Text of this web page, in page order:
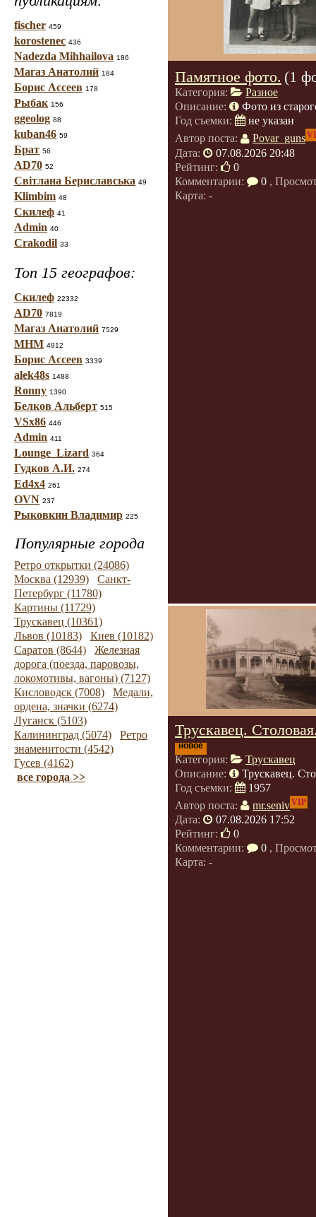
fischer 459
korostenec 436
Nadezda Mihhailova 186
Магаз Анатолий 184
Борис Ассеев 178
Рыбак 156
ggeolog 88
kuban46 59
Брат 56
AD70 52
Світлана Бериславська 49
Klimbim 48
Скилеф 41
Admin 40
Crakodil 33
Топ 15 географов:
Скилеф 22332
AD70 7819
Магаз Анатолий 7529
МНМ 4912
Борис Ассеев 3339
alek48s 1488
Ronny 1390
Белков Альберт 515
VSx86 446
Admin 411
Lounge_Lizard 364
Гудков А.И. 274
Ed4x4 261
OVN 237
Рыковкин Владимир 225
Популярные города
Ретро открытки (24086)
Москва (12939)
Санкт-
Петербург (11780)
Картины (11729)
Трускавец (10361)
Львов (10183)
Киев (10182)
Саратов (8644)
Железная
дорога (поезда, паровозы,
локомотивы, вагоны) (7127)
Кисловодск (7008)
Медали,
ордена, значки (6274)
Луганск (5103)
Калининград (5074)
Ретро
знаменитости (4542)
Гусев (4162)
все города >>
Памятное фото. (1
Категория:
Разное
Описание:
Фото из
Год съемки:
не указан
Автор поста:
Povar_guns
Дата:
07.08.2026 20:48
Рейтинг:
0
Комментарии:
0 ,
Карта: -
Трускавец.
новое
Категория:
Трускавец
Описание:
Трускавец.
Год съемки:
1957
Автор поста:
mr.senivVIP
Дата:
07.08.2026 17:52
Рейтинг:
0
Комментарии:
0 ,
Карта: -